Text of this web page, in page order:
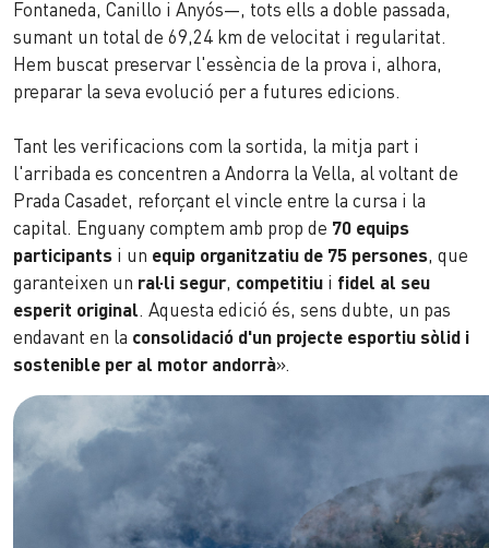
Fontaneda, Canillo i Anyós—, tots ells a doble passada,
sumant un total de 69,24 km de velocitat i regularitat.
Hem buscat preservar l'essència de la prova i, alhora,
preparar la seva evolució per a futures edicions.
Tant les verificacions com la sortida, la mitja part i
l'arribada es concentren a Andorra la Vella, al voltant de
Prada Casadet, reforçant el vincle entre la cursa i la
capital. Enguany comptem amb prop de 70 equips
participants i un equip organitzatiu de 75 persones, que
garanteixen un ral·li segur, competitiu i fidel al seu
esperit original. Aquesta edició és, sens dubte, un pas
endavant en la consolidació d'un projecte esportiu sòlid i
sostenible per al motor andorrà».